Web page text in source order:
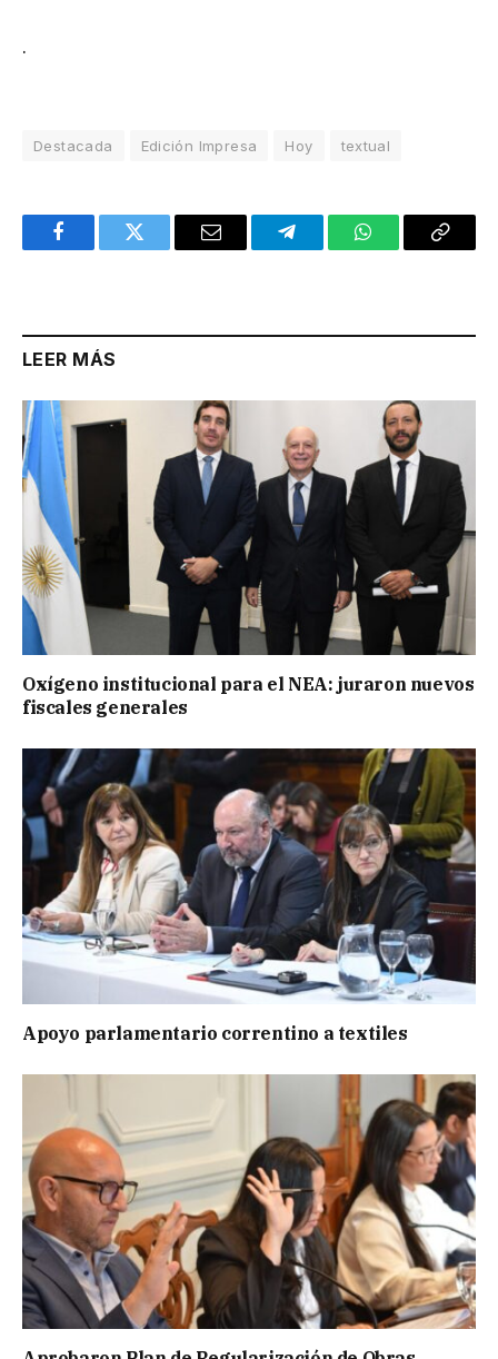
.
Destacada Edición Impresa Hoy textual
FacebookTwitter Email TelegramWhatsAppCopy
LEER MÁS
Oxígeno institucional para el NEA: juraron nuevos
fiscales generales
Apoyo parlamentario correntino a textiles